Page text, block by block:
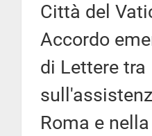
Città del
Accordo
di Lettere tra
Roma e